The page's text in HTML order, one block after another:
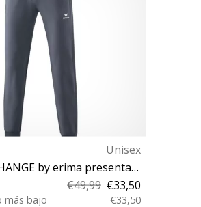
Unisex
Pantalón CHANGE by erima presentation pants
€49,99 €33,50
más bajo €33,50